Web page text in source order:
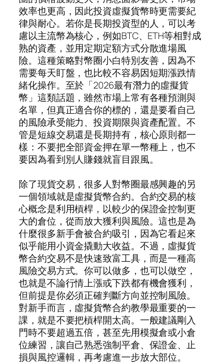
效率也更高，因此投資虛擬貨幣時更需要紀
律與耐心。若你是長期投資型的人，可以考
慮以主流幣為核心，例如BTC、ETH等相對成
熟的資產，並用定期定額方式分散進場風
險。這種策略對幣圈小白特別友善，因為不
需要每天盯盤，也比較不容易因短期漲跌情
緒化操作。至於「2026最有潛力的虛擬貨
幣」這類話題，雖然市場上常有各種預測與
名單，但真正適合你的標的，還是要看自己
的風險承受能力、投資期限與資產配置。不
管是短線交易還是長期持有，核心原則都一
樣：不要把全部資金押在單一幣種上，也不
要因為看到別人賺錢就盲目跟風。
除了現貨交易，很多人對幣圈最感興趣的另
一個領域就是虛擬貨幣合約。合約交易的核
心概念是利用槓桿，以較少的保證金控制更
大的倉位，從而放大獲利與風險。這也是為
什麼很多新手會被合約吸引，因為它看起來
似乎能用小資金撬動大收益。不過，虛擬貨
幣合約交易不是快速致富工具，而是一種高
風險交易方式。你可以做多，也可以做空，
也就是不論行情上漲或下跌都有機會獲利，
但前提是你必須正確判斷方向並控制風險。
對新手而言，虛擬貨幣合約教學最重要的一
課，就是不要把槓桿開太高。一般建議剛入
門時不要超過五倍，甚至先用模擬倉或小倉
位練習，讓自己熟悉強制平倉、保證金、止
損與風控邏輯，再考慮進一步放大部位。